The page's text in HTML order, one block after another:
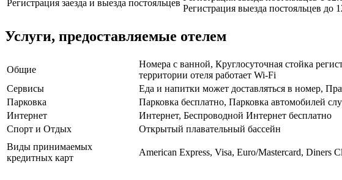
Регистрация заезда и выезда постояльцев
Регистрация выезда постояльцев до
Услуги, предоставляемые отелем
Общие
Номера с ванной, Круглосуточная стойка
территории отеля работает Wi-Fi
Сервисы
Еда и напитки может доставляться в номер,
Парковка
Парковка бесплатно, Парковка автомобилей
Интернет
Интернет, Беспроводной Интернет бесплатно
Спорт и Отдых
Открытый плавательный бассейн
Виды принимаемых
кредитных карт
American Express, Visa, Euro/Mastercard, Diners